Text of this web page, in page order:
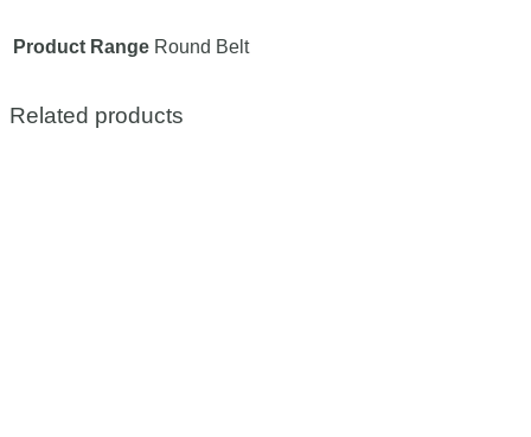
Product Range Round Belt
Related products